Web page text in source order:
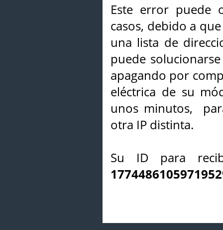
Este error puede
casos, debido a
una lista de
puede
apagando por
eléctrica de su
unos minutos,
otra IP distinta.
Su ID para